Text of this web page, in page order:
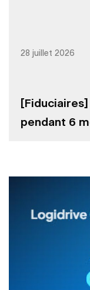
pendant 6
28 juillet 2026